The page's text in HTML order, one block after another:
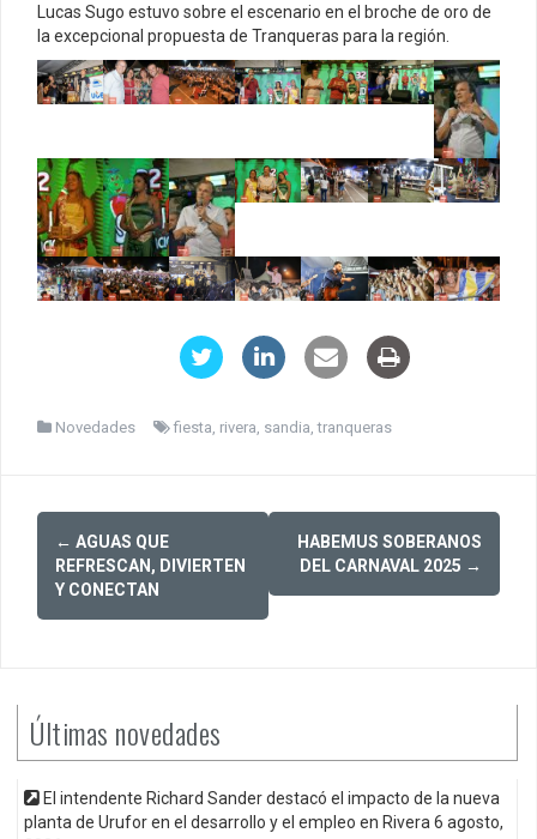
Lucas Sugo estuvo sobre el escenario en el broche de oro de
la excepcional propuesta de Tranqueras para la región.
Novedades fiesta, rivera, sandia,tranqueras
Post
navigation
← AGUAS QUE
REFRESCAN, DIVIERTEN
Y CONECTAN
HABEMUS SOBERANOS
DEL CARNAVAL 2025 →
Últimas novedades
El intendente Richard Sander destacó el impacto de la nueva
planta de Urufor en el desarrollo y el empleo en Rivera 6 agosto,